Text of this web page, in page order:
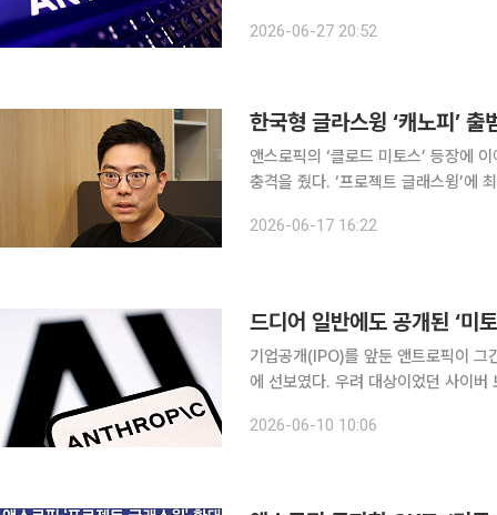
망이다. 연합뉴스에 따르면 로이터
2026-06-27 20:52
앤스로픽의 ‘클로드 미토스’ 등장에
충격을 줬다. ‘프로젝트 글래스윙’에
공식 출범했다. AI발 보안 위협
2026-06-17 16:22
드디어 일반에도 공개된 ‘미
기업공개(IPO)를 앞둔 앤트로픽이 그
에 선보였다. 우려 대상이었던 사이버
‘클로드 미토스5’를 출시한다고 9일(
2026-06-10 10:06